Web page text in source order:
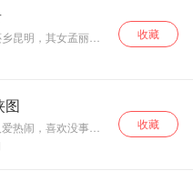
朝中奸党勾结了武
下重重障碍，杀
的成立。少侠佐良
终于在华山英雄会
经过几年的决斗，
昆明，其女孟丽君
督皇甫敬与侯爵刘
罪，决定比箭择
在心陷害皇甫少华，
孟丽君女扮男装出
收藏
图
热闹，喜欢没事找
握，陷害忠良、贪
期的龙宝山就出生
收藏